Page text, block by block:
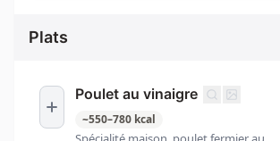
Plats
Poulet au vinaigre
~550–780 kcal